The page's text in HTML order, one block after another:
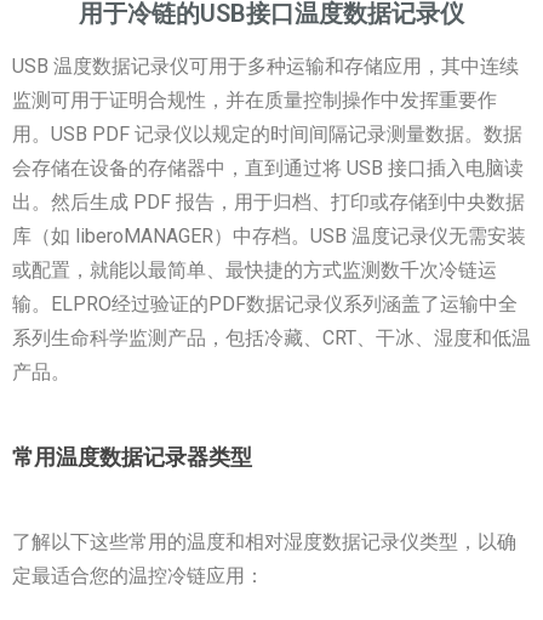
用于冷链的USB接口温度数据记录仪
USB 温度数据记录仪可用于多种运输和存储应用，其中连续
监测可用于证明合规性，并在质量控制操作中发挥重要作
用。USB PDF 记录仪以规定的时间间隔记录测量数据。数据
会存储在设备的存储器中，直到通过将 USB 接口插入电脑读
出。然后生成 PDF 报告，用于归档、打印或存储到中央数据
库（如 liberoMANAGER）中存档。USB 温度记录仪无需安装
或配置，就能以最简单、最快捷的方式监测数千次冷链运
输。ELPRO经过验证的PDF数据记录仪系列涵盖了运输中全
系列生命科学监测产品，包括冷藏、CRT、干冰、湿度和低温
产品。
常用温度数据记录器类型
了解以下这些常用的温度和相对湿度数据记录仪类型，以确
定最适合您的温控冷链应用：